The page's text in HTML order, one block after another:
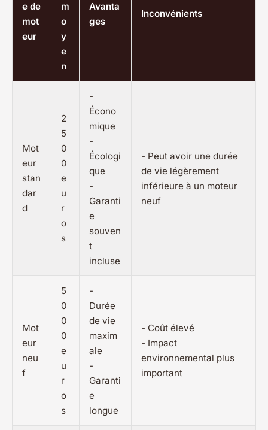
e de
mot
eur
m
o
y
e
n
Avanta
ges
Inconvénients
Mot
eur
stan
dar
d
2
5
0
0
e
u
r
o
s
-
Écono
mique
-
Écologi
que
-
Garanti
e
souven
t
incluse
- Peut avoir une durée
de vie légèrement
inférieure à un moteur
neuf
Mot
eur
neu
f
5
0
0
0
e
u
r
o
s
-
Durée
de vie
maxim
ale
-
Garanti
e
longue
- Coût élevé
- Impact
environnemental plus
important